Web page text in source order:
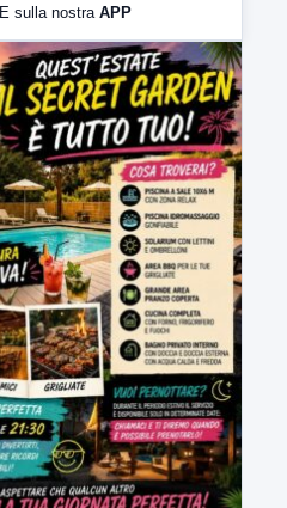
LabNews (replica)
E sulla nostra APP